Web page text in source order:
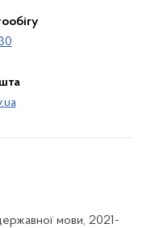
державної мови, 2021-